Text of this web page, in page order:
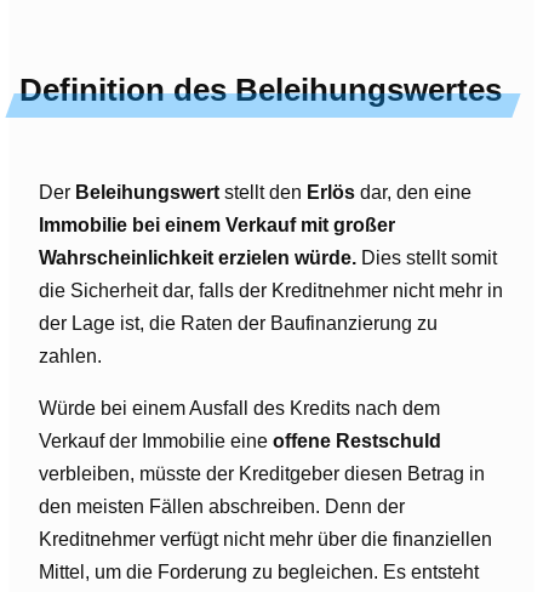
Definitiondes Beleihungswertes
Der Beleihungswert stellt den Erlös dar, den eine
Immobilie bei einem Verkauf mit großer
Wahrscheinlichkeit erzielen würde. Dies stellt somit
die Sicherheit dar, falls der Kreditnehmer nicht mehr in
der Lage ist, die Raten der Baufinanzierung zu
zahlen.
Würde bei einem Ausfall des Kredits nach dem
Verkauf der Immobilie eine offene Restschuld
verbleiben, müsste der Kreditgeber diesen Betrag in
den meisten Fällen abschreiben. Denn der
Kreditnehmer verfügt nicht mehr über die finanziellen
Mittel, um die Forderung zu begleichen. Es entsteht